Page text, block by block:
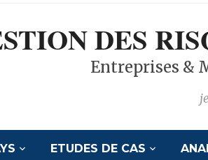
DES
Entreprises &
ETUDES DE CAS